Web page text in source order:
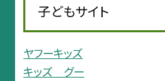
子どもサイト
ヤフーキッズ
キッズ グー